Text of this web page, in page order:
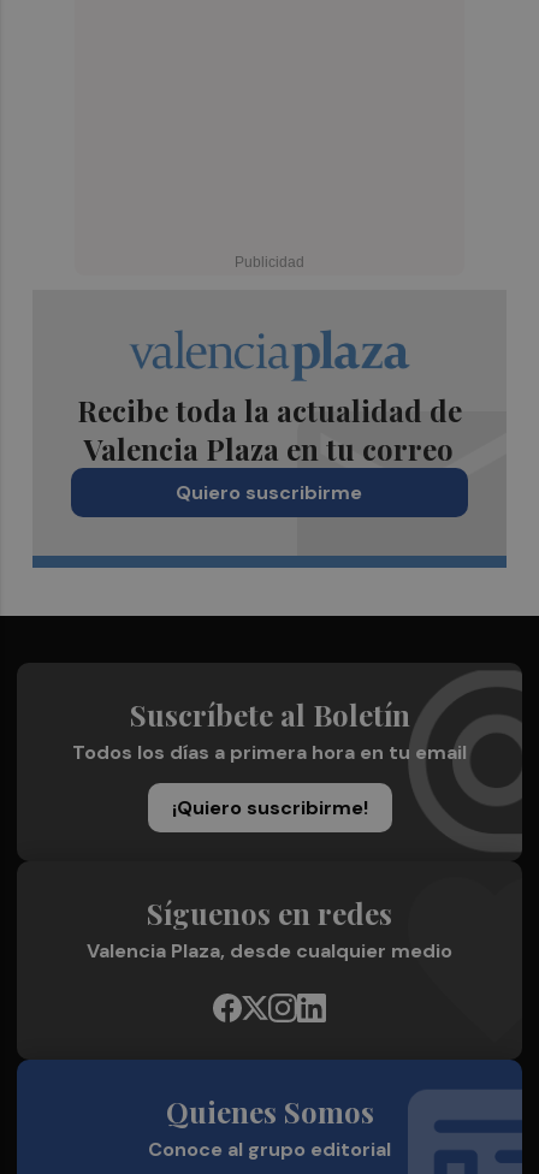
Recibe toda la actualidad de
Valencia Plaza en tu correo
Quiero suscribirme
Suscríbete al Boletín
Todos los días a primera hora en tu email
¡Quiero suscribirme!
Síguenos en redes
Valencia Plaza, desde cualquier medio
Quienes Somos
Conoce al grupo editorial